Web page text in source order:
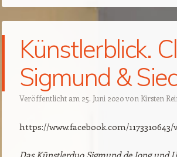
Künstlerblick.
Sigmund &
Veröffentlicht am 25. Juni 2020von Kirsten
https://www.facebook.com/1173310643/
Das Künstlerduo Sigmund de Jong und